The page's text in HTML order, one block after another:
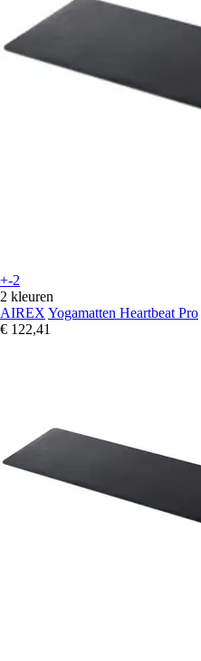
+-2
2 kleuren
AIREX Yogamatten Heartbeat Pro
€ 122,41